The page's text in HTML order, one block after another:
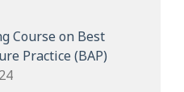
Course on Best
Practice (BAP)